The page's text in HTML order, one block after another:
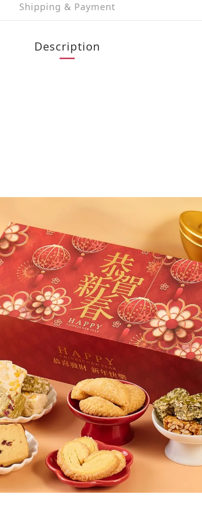
Shipping & Payment
Description